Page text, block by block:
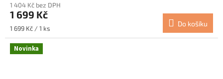
1 404 Kč bez DPH
1 699 Kč
Měrná
cena:
1 699 Kč / 1 ks
Do košíku
Novinka